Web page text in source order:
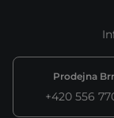
Prodejna
+420 556